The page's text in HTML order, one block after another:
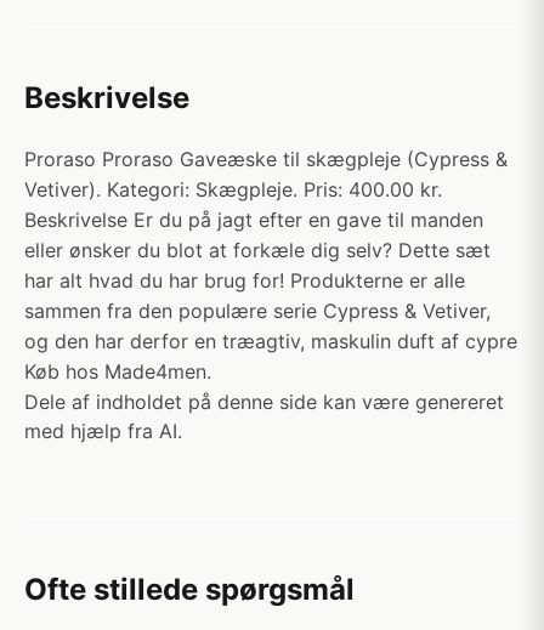
Beskrivelse
Proraso Proraso Gaveæske til skægpleje (Cypress &
Vetiver). Kategori: Skægpleje. Pris: 400.00 kr.
Beskrivelse Er du på jagt efter en gave til manden
eller ønsker du blot at forkæle dig selv? Dette sæt
har alt hvad du har brug for! Produkterne er alle
sammen fra den populære serie Cypress & Vetiver,
og den har derfor en træagtiv, maskulin duft af cypre
Køb hos Made4men.
Dele af indholdet på denne side kan være genereret
med hjælp fra AI.
Ofte stillede spørgsmål